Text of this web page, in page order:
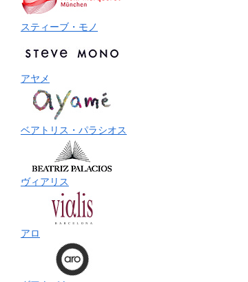
スティーブ・モノ
アヤメ
ベアトリス・パラシオス
ヴィアリス
アロ